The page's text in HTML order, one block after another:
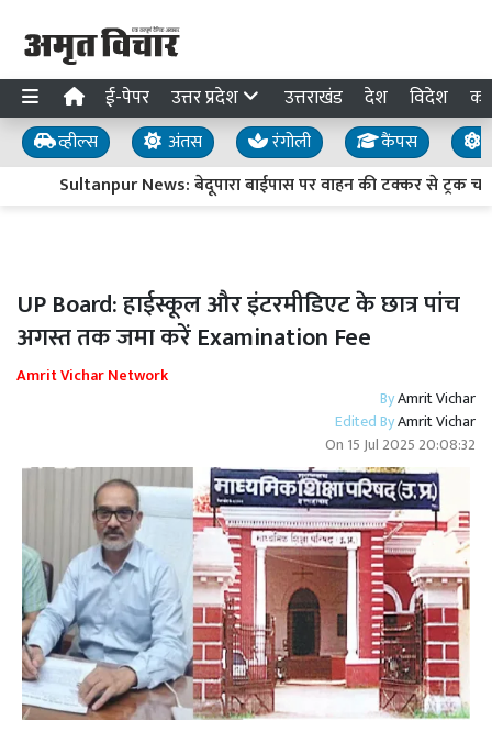
ई-पेपर उत्तर प्रदेश उत्तराखंड देश विदेश
व्हील्स अंतस रंगोली कैंपस
Sultanpur News: बेदूपारा बाईपास पर वाहन की टक्कर से ट्रक
UP Board: हाईस्कूल और इंटरमीडिएट के छात्र पांच
अगस्त तक जमा करें Examination Fee
Amrit Vichar Network
ByAmrit Vichar
Edited ByAmrit Vichar
On 15 Jul 2025 20:08:32